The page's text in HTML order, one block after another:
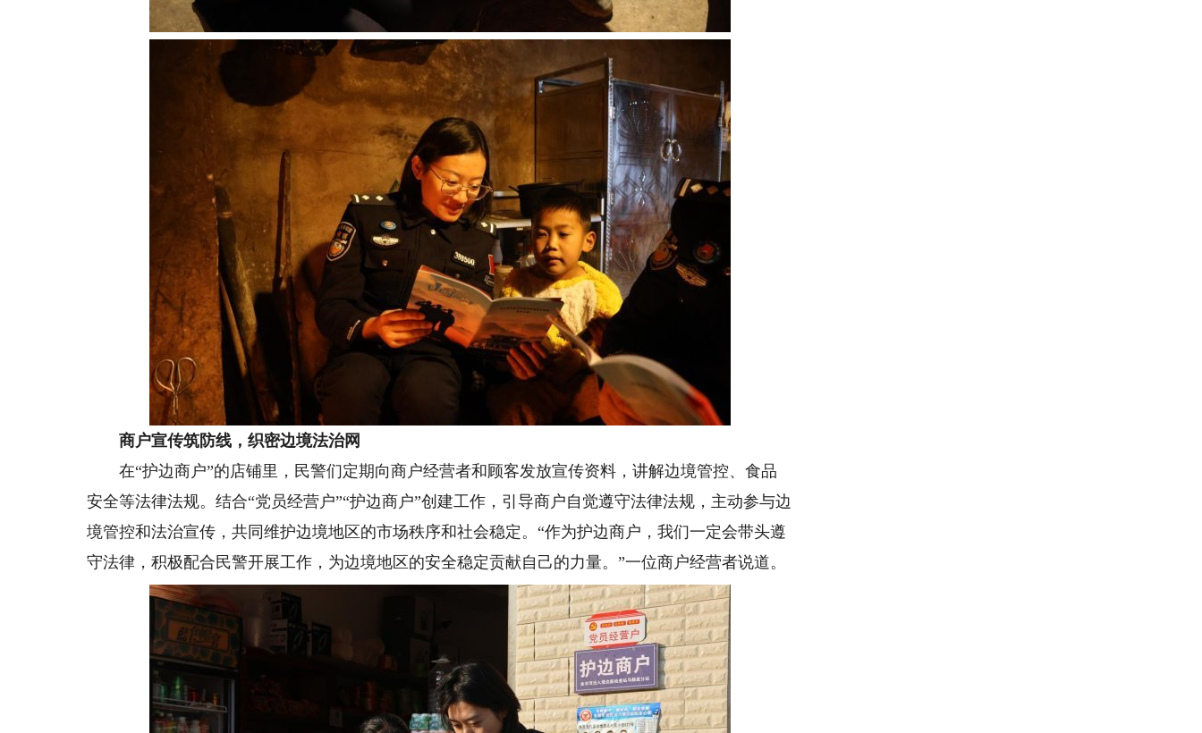
商户宣传筑防线，织密边境法治网
在“护边商户”的店铺里，民警们定期向商户经营者和顾客发放宣传资料，讲解边境管控、食品
安全等法律法规。结合“党员经营户”“护边商户”创建工作，引导商户自觉遵守法律法规，主动参与边
境管控和法治宣传，共同维护边境地区的市场秩序和社会稳定。“作为护边商户，我们一定会带头遵
守法律，积极配合民警开展工作，为边境地区的安全稳定贡献自己的力量。”一位商户经营者说道。